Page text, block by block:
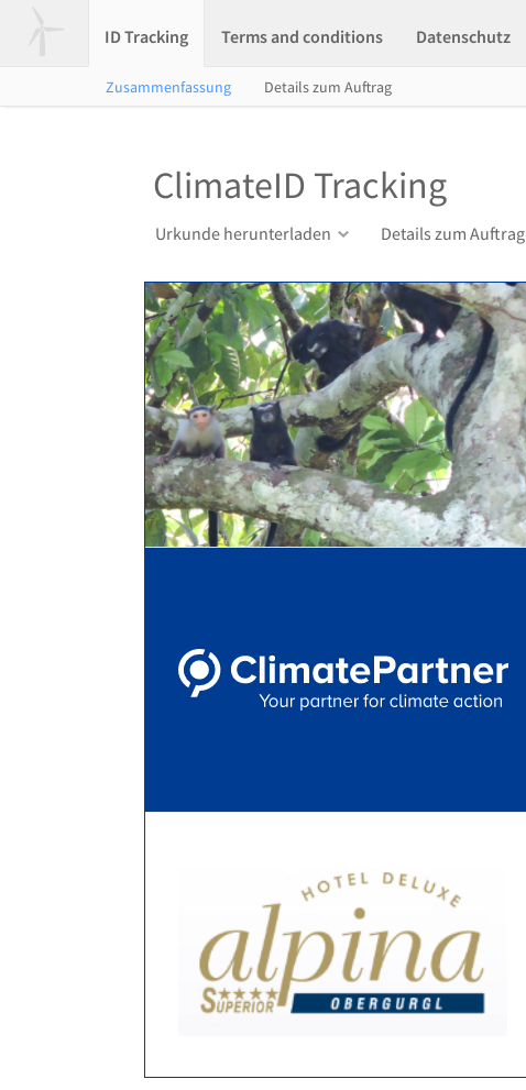
ID Tracking Terms and conditions Datenschutz
Zusammenfassung Details zum Auftrag
ClimateID Tracking
Urkunde herunterladen Details zum Auftrag